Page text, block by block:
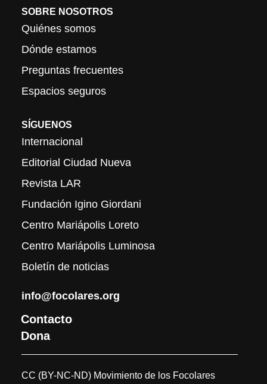
SOBRE NOSOTROS
Quiénes somos
Dónde estamos
Preguntas frecuentes
Espacios seguros
SÍGUENOS
Internacional
Editorial Ciudad Nueva
Revista LAR
Fundación Igino Giordani
Centro Mariápolis Loreto
Centro Mariápolis Luminosa
Boletín de noticias
info@focolares.org
Contacto
Dona
CC (BY-NC-ND) Movimiento de los Focolares